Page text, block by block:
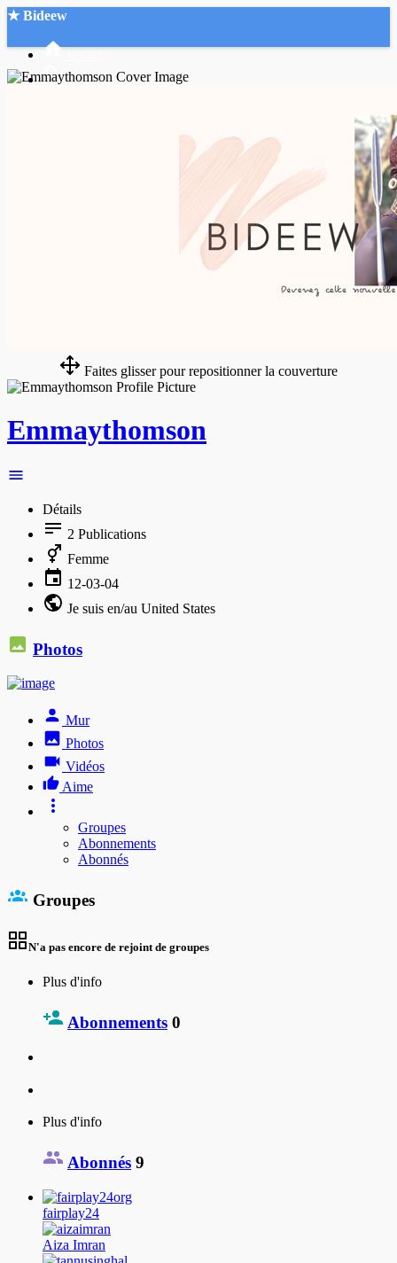
★ Bideew
Faites glisser pour repositionner la couverture
Emmaythomson
Détails
2 Publications
Femme
12-03-04
Je suis en/au United States
Photos
Mur
Photos
Vidéos
Aime
Groupes
Abonnements
Abonnés
Groupes
N'a pas encore de rejoint de groupes
Plus d'info
Abonnements 0
Plus d'info
Abonnés 9
fairplay24
Aiza Imran